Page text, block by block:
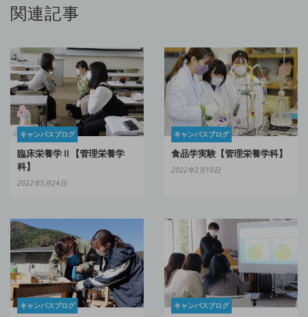
関連記事
キャンパスブログ
臨床栄養学Ⅱ【管理栄養学
科】
2022年5月24日
キャンパスブログ
食品学実験【管理栄養学科】
2022年2月10日
キャンパスブログ キャンパスブログ